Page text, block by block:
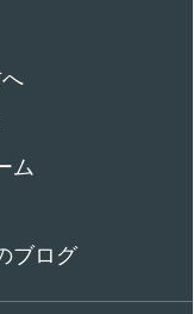
ム
ブログ